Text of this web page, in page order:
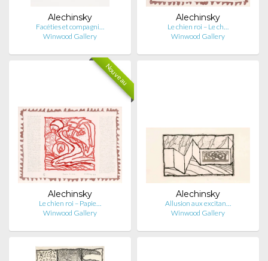
Alechinsky
Facéties et compagni…
Winwood Gallery
Alechinsky
Le chien roi – Le ch…
Winwood Gallery
Nouveau
Alechinsky
Le chien roi – Papie…
Winwood Gallery
Alechinsky
Allusion aux excitan…
Winwood Gallery